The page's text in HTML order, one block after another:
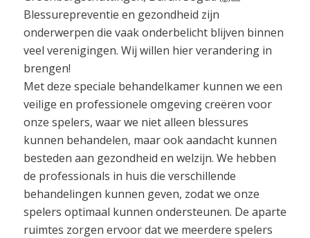
Blessurepreventie en gezondheid zijn
onderwerpen die vaak onderbelicht blijven binnen
veel verenigingen. Wij willen hier verandering in
brengen!
Met deze speciale behandelkamer kunnen we een
veilige en professionele omgeving creëren voor
onze spelers, waar we niet alleen blessures
kunnen behandelen, maar ook aandacht kunnen
besteden aan gezondheid en welzijn. We hebben
de professionals in huis die verschillende
behandelingen kunnen geven, zodat we onze
spelers optimaal kunnen ondersteunen. De aparte
ruimtes zorgen ervoor dat we meerdere spelers